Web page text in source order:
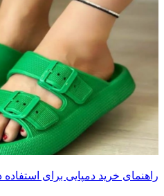
راهنمای خرید دمپایی برای